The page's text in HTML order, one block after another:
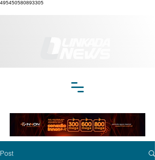
495450580893305
Post